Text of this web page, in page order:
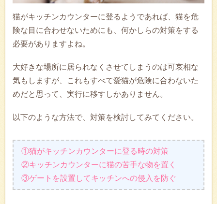
猫がキッチンカウンターに登るようであれば、猫を危
険な目に合わせないためにも、何かしらの対策をする
必要がありますよね。
大好きな場所に居られなくさせてしまうのは可哀相な
気もしますが、これもすべて愛猫が危険に合わないた
めだと思って、実行に移すしかありません。
以下のような方法で、対策を検討してみてください。
①猫がキッチンカウンターに登る時の対策
②キッチンカウンターに猫の苦手な物を置く
③ゲートを設置してキッチンへの侵入を防ぐ